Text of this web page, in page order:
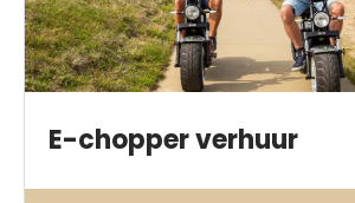
E-chopper verhuur